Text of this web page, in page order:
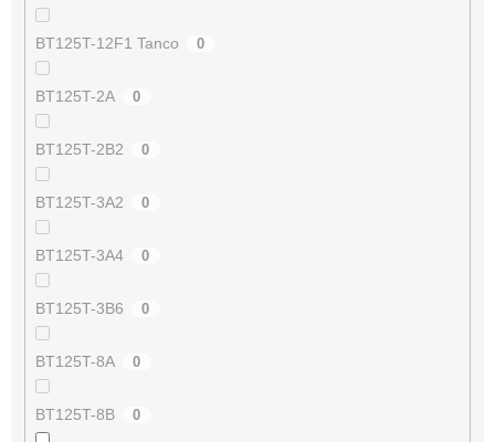
BT125T-12F1 Tanco 0
BT125T-2A 0
BT125T-2B2 0
BT125T-3A2 0
BT125T-3A4 0
BT125T-3B6 0
BT125T-8A 0
BT125T-8B 0